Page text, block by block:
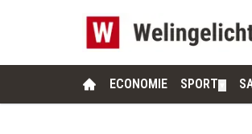
ECONOMIE SPORT